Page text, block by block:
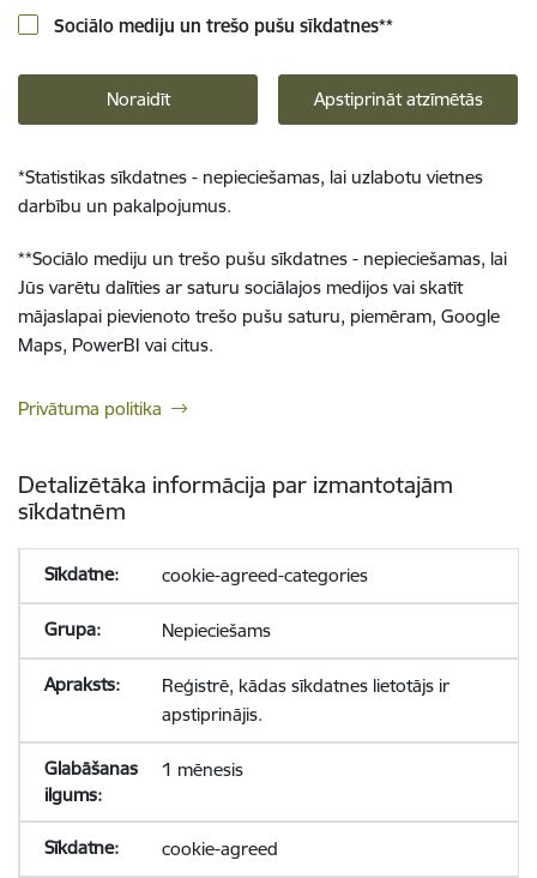
Sociālo mediju un trešo pušu sīkdatnes**
Noraidīt Apstiprināt atzīmētās
*Statistikas sīkdatnes - nepieciešamas, lai uzlabotu vietnes
darbību un pakalpojumus.
**Sociālo mediju un trešo pušu sīkdatnes - nepieciešamas, lai
Jūs varētu dalīties ar saturu sociālajos medijos vai skatīt
mājaslapai pievienoto trešo pušu saturu, piemēram, Google
Maps, PowerBI vai citus.
Privātuma politika
Detalizētāka informācija par izmantotajām
sīkdatnēm
cookie-agreed-categories
Nepieciešams
Reģistrē, kādas sīkdatnes lietotājs ir
apstiprinājis.
1 mēnesis
cookie-agreed